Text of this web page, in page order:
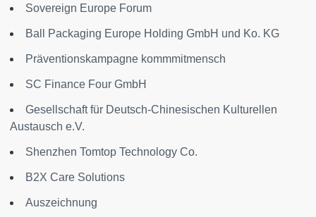
Sovereign Europe Forum
Ball Packaging Europe Holding GmbH und Ko. KG
Präventionskampagne kommmitmensch
SC Finance Four GmbH
Gesellschaft für Deutsch-Chinesischen Kulturellen
Austausch e.V.
Shenzhen Tomtop Technology Co.
B2X Care Solutions
Auszeichnung